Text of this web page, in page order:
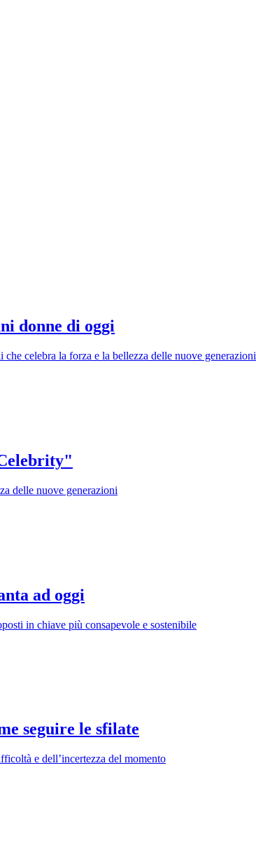
donne di oggi
celebra la forza e la bellezza delle nuove generazioni
delle nuove generazioni
ad oggi
in chiave più consapevole e sostenibile
seguire le sfilate
e dell’incertezza del momento